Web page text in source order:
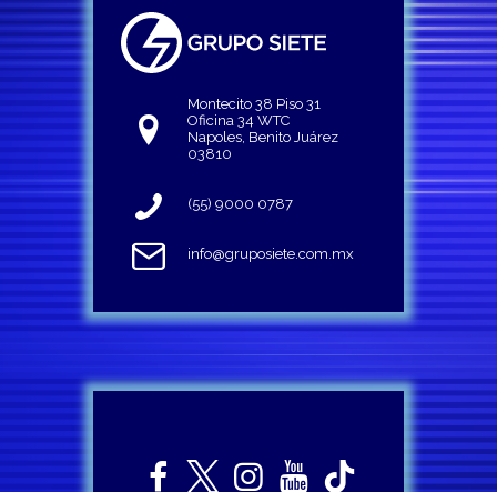
Montecito 38 Piso 31
Oficina 34 WTC
Napoles, Benito Juárez
03810
(55) 9000 0787
info@gruposiete.com.mx